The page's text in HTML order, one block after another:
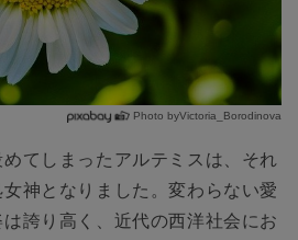
Photo byVictoria_Borodinova
てしまったアルテミスは、それ
神となりました。変わらない愛
誇り高く、近代の西洋社会にお